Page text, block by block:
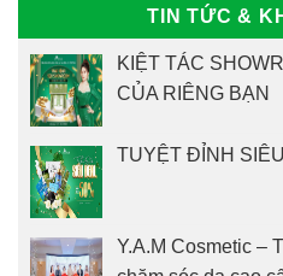
TIN TỨC &
KIỆT TÁC
CỦA RIÊNG BẠN
TUYỆT ĐỈNH
Y.A.M Cosmetic –